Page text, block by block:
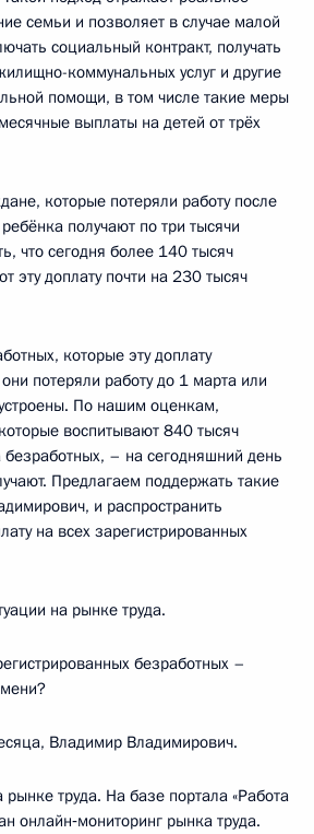
семьи и позволяет в случае малой
социальный контракт, получать
коммунальных услуг и другие
помощи, в том числе такие меры
выплаты на детей от трёх
которые потеряли работу после
получают по три тысячи
что сегодня более 140 тысяч
эту доплату почти на 230 тысяч
которые эту доплату
потеряли работу до 1 марта или
По нашим оценкам,
воспитывают 840 тысяч
безработных, – на сегодняшний день
Предлагаем поддержать такие
и распространить
на всех зарегистрированных
на рынке труда.
безработных –
Владимир Владимирович.
рынке труда. На базе портала «Работа
онлайн‑мониторинг рынка труда.